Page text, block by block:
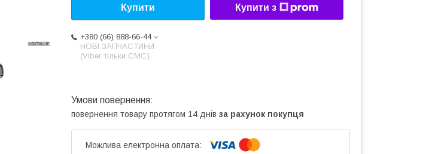
Купити Купити з
+380 (66) 888-66-44
НОВІ ЗАПЧАСТИНИ
(Viber тільки СМС)
повернення товару протягом 14 днів за рахунок покупця